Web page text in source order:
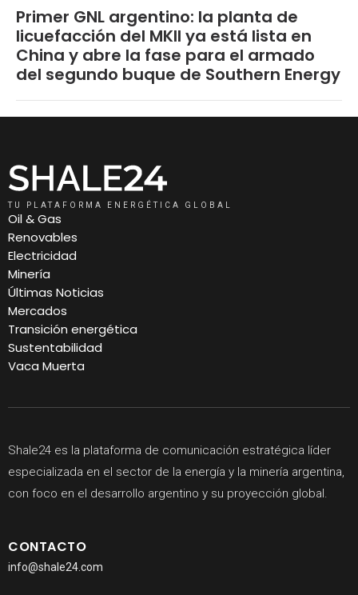
Primer GNL argentino: la planta de
licuefacción del MKII ya está lista en
China y abre la fase para el armado
del segundo buque de Southern Energy
TU PLATAFORMA ENERGÉTICA GLOBAL
Oil & Gas
Renovables
Electricidad
Minería
Últimas Noticias
Mercados
Transición energética
Sustentabilidad
Vaca Muerta
Shale24 es la plataforma de comunicación estratégica líder
especializada en el sector de la energía y la minería argentina,
con foco en el desarrollo argentino y su proyección global.
CONTACTO
info@shale24.com